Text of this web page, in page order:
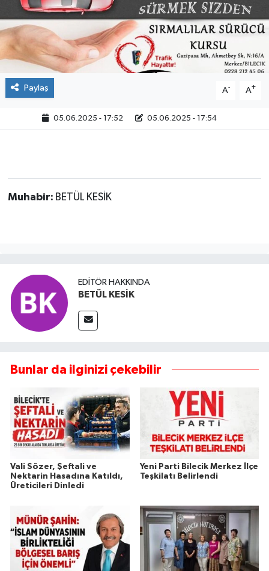
Paylaş A- A+
05.06.2025 - 17:52 05.06.2025 - 17:54
Muhabir: BETÜL KESİK
EDITÖR HAKKINDA
BETÜL KESİK
Bunlar da ilginizi çekebilir
Vali Sözer, Şeftali ve
Nektarin Hasadına Katıldı,
Üreticileri Dinledi
Yeni Parti Bilecik Merkez İlçe
Teşkilatı Belirlendi